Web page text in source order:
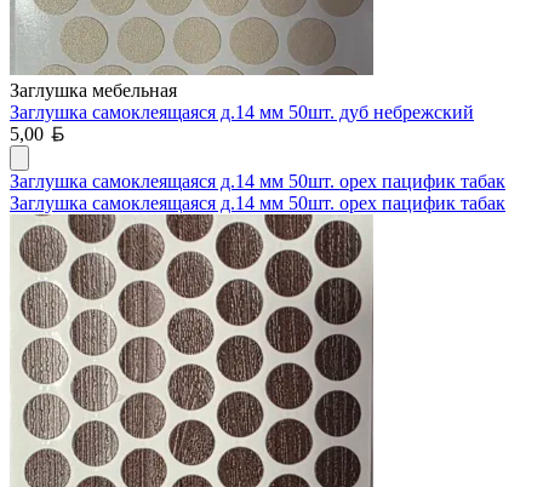
Заглушка мебельная
Заглушка самоклеящаяся д.14 мм 50шт. дуб небрежский
5,00
Заглушка самоклеящаяся д.14 мм 50шт. орех пацифик табак
Заглушка самоклеящаяся д.14 мм 50шт. орех пацифик табак